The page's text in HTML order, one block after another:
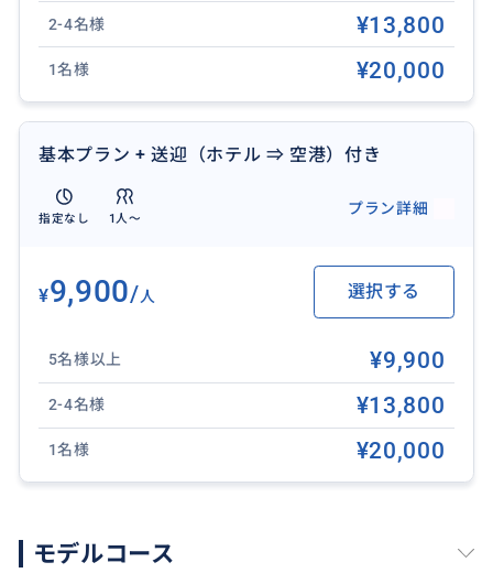
クタ店（Bali Orchid Kuta）
JI. By Pass Ngurah Rai Suwung Kauh No. 108, Pemo
gan, Kec. Denpasar Sel., Kota Denpasar, Bali 40115
毎日: 10:00 - 22:00
Google map:
https://maps.app.goo.gl/nfjmzybheHsrqHwt9
ヌサドゥア店（Royal Orchid Spa）
毎日: 10:00 - 21:00
https://maps.app.goo.gl/cQeFwxqYSbynxMEu6
❖ 所要時間：2時間
❖ 含まれるもの：スパパッケージ料金、個室、シャワ
ランもあります。
2-4名様 ¥13,800
1名様 ¥20,000
基本プラン + 送迎（ホテル ⇒ 空港）付き
指定なし 1人〜
プラン詳細
¥9,900/人 選択する
5名様以上 ¥9,900
2-4名様 ¥13,800
1名様 ¥20,000
モデルコース